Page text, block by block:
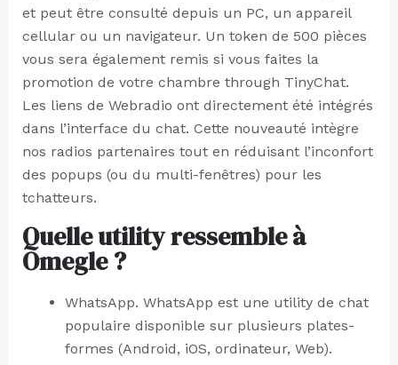
et peut être consulté depuis un PC, un appareil
cellular ou un navigateur. Un token de 500 pièces
vous sera également remis si vous faites la
promotion de votre chambre through TinyChat.
Les liens de Webradio ont directement été intégrés
dans l’interface du chat. Cette nouveauté intègre
nos radios partenaires tout en réduisant l’inconfort
des popups (ou du multi-fenêtres) pour les
tchatteurs.
Quelle utility ressemble à
Omegle ?
WhatsApp. WhatsApp est une utility de chat
populaire disponible sur plusieurs plates-
formes (Android, iOS, ordinateur, Web).